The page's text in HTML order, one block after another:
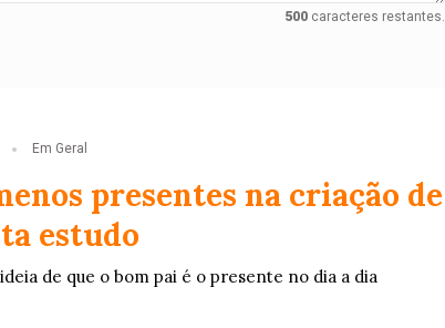
500caracteres restantes.
Em Geral
presentes na criação de
estudo
de que o bom pai é o presente no dia a dia